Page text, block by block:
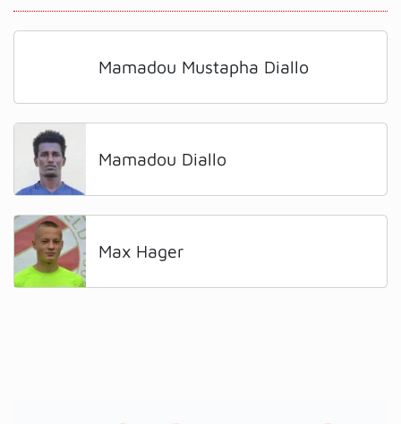
Mamadou Mustapha Diallo
Mamadou Diallo
Max Hager